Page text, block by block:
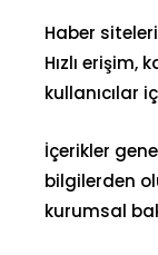
Haber
Hızlı
kullanıcılar
İçerikler
bilgilerden
kurumsal